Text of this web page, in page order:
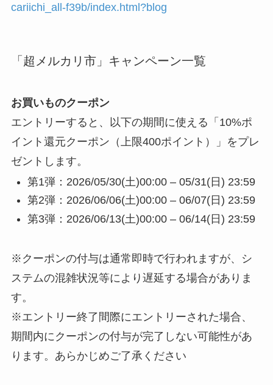
cariichi_all-f39b/index.html?blog
「超メルカリ市」キャンペーン一覧
お買いものクーポン
エントリーすると、以下の期間に使える「10%ポ
イント還元クーポン（上限400ポイント）」をプレ
ゼントします。
第1弾：2026/05/30(土)00:00 – 05/31(日) 23:59
第2弾：2026/06/06(土)00:00 – 06/07(日) 23:59
第3弾：2026/06/13(土)00:00 – 06/14(日) 23:59
※クーポンの付与は通常即時で行われますが、シ
ステムの混雑状況等により遅延する場合がありま
す。
※エントリー終了間際にエントリーされた場合、
期間内にクーポンの付与が完了しない可能性があ
ります。あらかじめご了承ください